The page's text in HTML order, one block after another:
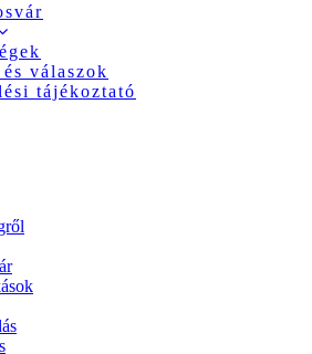
válaszok
tájékoztató